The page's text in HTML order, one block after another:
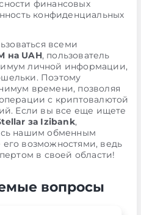
финансовых
конфиденциальных
всеми
на UAH, пользователь
личной информации,
Поэтому
времени, позволяя
с криптовалютой
Если вы все еще ищете
за Izibank,
нашим обменным
возможностями, ведь
в своей области!
вопросы